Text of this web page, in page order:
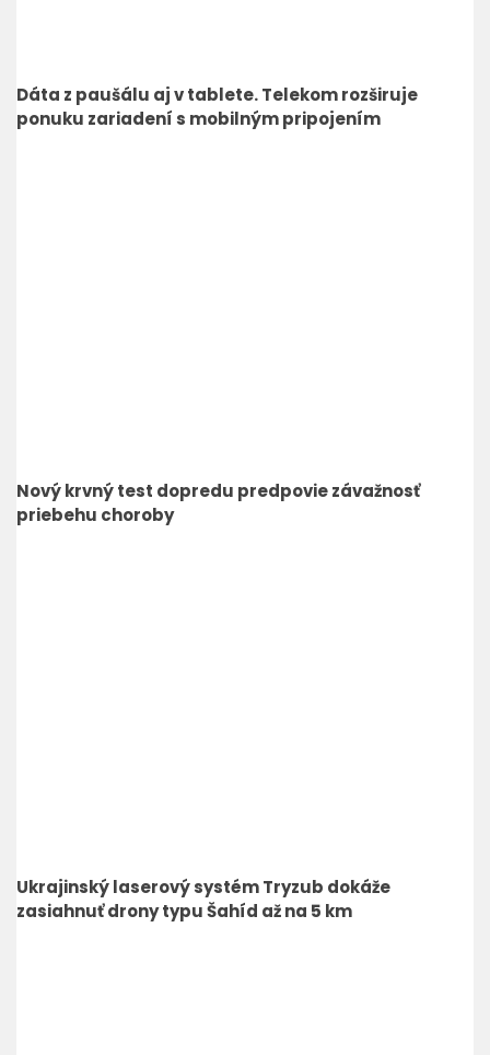
Dáta z paušálu aj v tablete. Telekom rozširuje
ponuku zariadení s mobilným pripojením
Nový krvný test dopredu predpovie závažnosť
priebehu choroby
Ukrajinský laserový systém Tryzub dokáže
zasiahnuť drony typu Šahíd až na 5 km